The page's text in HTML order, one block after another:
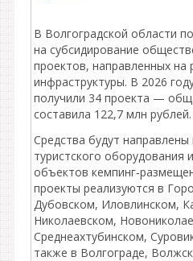
В Волгоградской области
на субсидирование
проектов, направленных на
инфраструктуры. В 2026
получили 34 проекта —
составила 122,7 млн рублей.
Средства будут
туристского оборудования
объектов
проекты реализуются в
Дубовском, Иловлинском,
Николаевском,
Среднеахтубинском,
также в Волгограде,